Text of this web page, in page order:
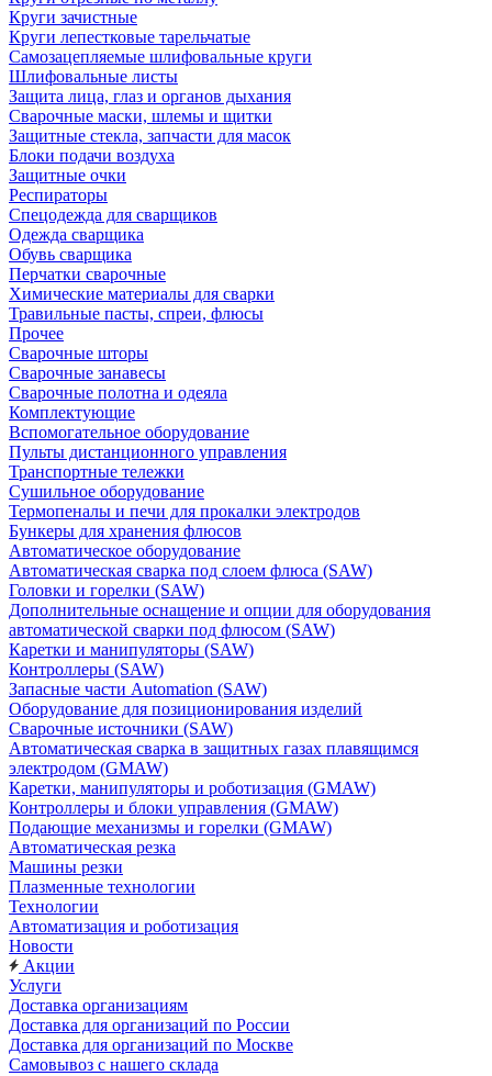
Круги зачистные
Круги лепестковые тарельчатые
Самозацепляемые шлифовальные круги
Шлифовальные листы
Защита лица, глаз и органов дыхания
Сварочные маски, шлемы и щитки
Защитные стекла, запчасти для масок
Блоки подачи воздуха
Защитные очки
Респираторы
Спецодежда для сварщиков
Одежда сварщика
Обувь сварщика
Перчатки сварочные
Химические материалы для сварки
Травильные пасты, спреи, флюсы
Прочее
Сварочные шторы
Сварочные занавесы
Сварочные полотна и одеяла
Комплектующие
Вспомогательное оборудование
Пульты дистанционного управления
Транспортные тележки
Сушильное оборудование
Термопеналы и печи для прокалки электродов
Бункеры для хранения флюсов
Автоматическое оборудование
Автоматическая сварка под слоем флюса (SAW)
Головки и горелки (SAW)
Дополнительные оснащение и опции для оборудования
автоматической сварки под флюсом (SAW)
Каретки и манипуляторы (SAW)
Контроллеры (SAW)
Запасные части Automation (SAW)
Оборудование для позиционирования изделий
Сварочные источники (SAW)
Автоматическая сварка в защитных газах плавящимся
электродом (GMAW)
Каретки, манипуляторы и роботизация (GMAW)
Контроллеры и блоки управления (GMAW)
Подающие механизмы и горелки (GMAW)
Автоматическая резка
Машины резки
Плазменные технологии
Технологии
Автоматизация и роботизация
Новости
Акции
Услуги
Доставка организациям
Доставка для организаций по России
Доставка для организаций по Москве
Самовывоз с нашего склада